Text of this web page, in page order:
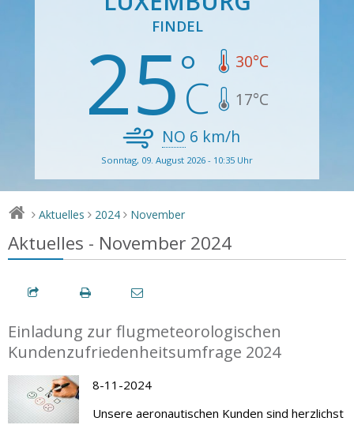
FINDEL
25 30°C
17°C
NO 6 km/h
Sonntag, 09. August 2026 - 10:35 Uhr
> Aktuelles > 2024 > November
Aktuelles - November 2024
Einladung zur flugmeteorologischen
Kundenzufriedenheitsumfrage 2024
8-11-2024
Unsere aeronautischen Kunden sind herzlichst